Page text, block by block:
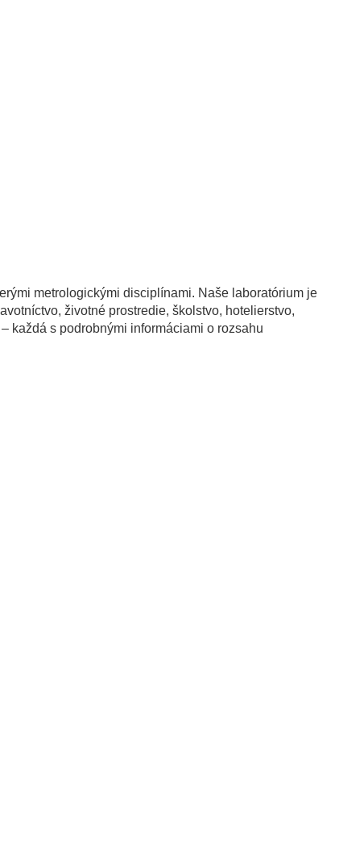
metrologickými disciplínami. Naše laboratórium je
životné prostredie, školstvo, hotelierstvo,
každá s podrobnými informáciami o rozsahu